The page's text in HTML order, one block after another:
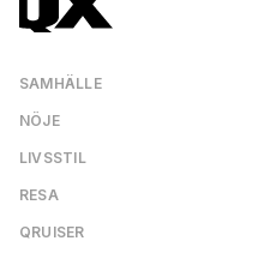
SAMHÄLLE
NÖJE
LIVSSTIL
RESA
QRUISER